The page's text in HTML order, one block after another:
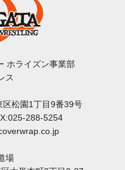
ホライズン事業部
ス
松園1丁目9番39号
288-5254
場